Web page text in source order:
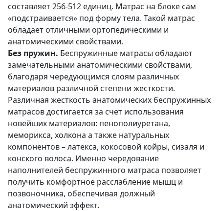
составляет 256-512 единиц. Матрас на блоке сам
«подстраивается» под форму тела. Такой матрас
обладает отличными ортопедическими и
анатомическими свойствами.
Без пружин. Беспружинные матрасы обладают
замечательными анатомическими свойствами,
благодаря чередующимся слоям различных
материалов различной степени жесткости.
Различная жесткость анатомических беспружинных
матрасов достигается за счет использования
новейших материалов: пенополиуретана,
меморикса, холкона а также натуральных
компонентов – латекса, кокосовой койры, сизаля и
конского волоса. Именно чередование
наполнителей беспружинного матраса позволяет
получить комфортное расслабление мышц и
позвоночника, обеспечивая должный
анатомический эффект.